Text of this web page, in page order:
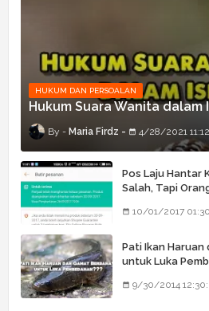
HUKUM DAN PERSOALAN
Hukum Suara Wanita dalam
Maria Firdz 4/28/2021
Pos Laju Hantar
Salah, Tapi
10/01/2017
Pati Ikan Haruan
untuk Luka
9/30/2014